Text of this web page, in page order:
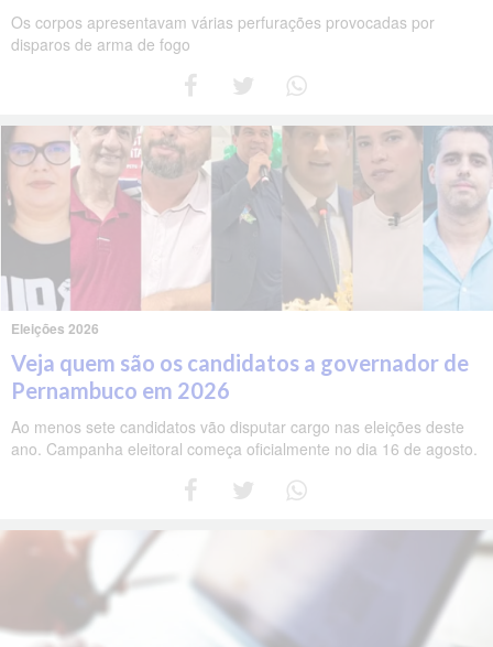
Os corpos apresentavam várias perfurações provocadas por
disparos de arma de fogo
Eleições 2026
Veja quem são os candidatos a governador de
Pernambuco em 2026
Ao menos sete candidatos vão disputar cargo nas eleições deste
ano. Campanha eleitoral começa oficialmente no dia 16 de agosto.